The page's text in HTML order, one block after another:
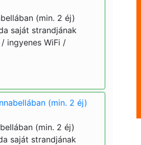
(min. 2 éj)
saját strandjának
ingyenes WiFi /
(min. 2 éj)
(min. 2 éj)
saját strandjának